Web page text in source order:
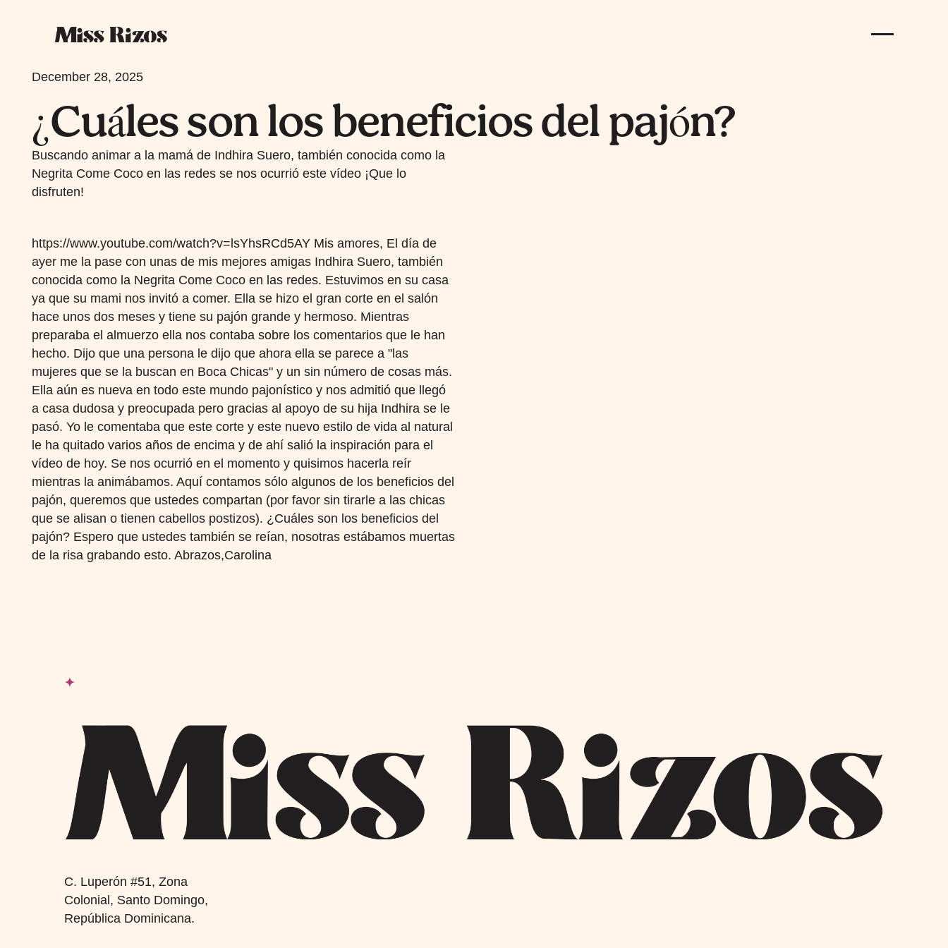
December 28, 2025
¿Cuáles son los beneficios del pajón?
Buscando animar a la mamá de Indhira Suero, también conocida como la
Negrita Come Coco en las redes se nos ocurrió este vídeo ¡Que lo
disfruten!
https://www.youtube.com/watch?v=lsYhsRCd5AY Mis amores, El día de
ayer me la pase con unas de mis mejores amigas Indhira Suero, también
conocida como la Negrita Come Coco en las redes. Estuvimos en su casa
ya que su mami nos invitó a comer. Ella se hizo el gran corte en el salón
hace unos dos meses y tiene su pajón grande y hermoso. Mientras
preparaba el almuerzo ella nos contaba sobre los comentarios que le han
hecho. Dijo que una persona le dijo que ahora ella se parece a "las
mujeres que se la buscan en Boca Chicas" y un sin número de cosas más.
Ella aún es nueva en todo este mundo pajonístico y nos admitió que llegó
a casa dudosa y preocupada pero gracias al apoyo de su hija Indhira se le
pasó. Yo le comentaba que este corte y este nuevo estilo de vida al natural
le ha quitado varios años de encima y de ahí salió la inspiración para el
vídeo de hoy. Se nos ocurrió en el momento y quisimos hacerla reír
mientras la animábamos. Aquí contamos sólo algunos de los beneficios del
pajón, queremos que ustedes compartan (por favor sin tirarle a las chicas
que se alisan o tienen cabellos postizos). ¿Cuáles son los beneficios del
pajón? Espero que ustedes también se reían, nosotras estábamos muertas
de la risa grabando esto. Abrazos,Carolina
✦
C. Luperón #51, Zona
Colonial, Santo Domingo,
República Dominicana.